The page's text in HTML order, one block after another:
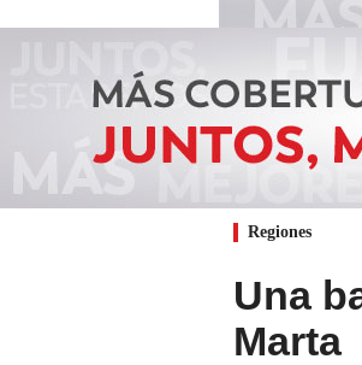
Regiones
Una
Marta